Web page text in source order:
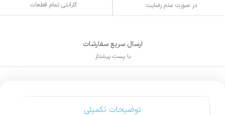
در صورت عدم رضایت گارانتی تمام قطعات
ارسال سریع سفارشات
با پست پیشتاز
توضیحات تکمیلی